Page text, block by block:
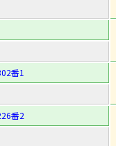
番1
番2